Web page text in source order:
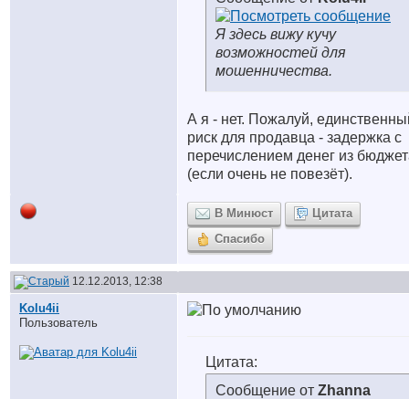
Я здесь вижу кучу
возможностей для
мошенничества.
А я - нет. Пожалуй,
риск для продавца - задержка с
перечислением денег из
(если очень не повезёт).
В Минюст
Цитата
Спасибо
12.12.2013, 12:38
Kolu4ii
Пользователь
Цитата:
Сообщение от Zhanna